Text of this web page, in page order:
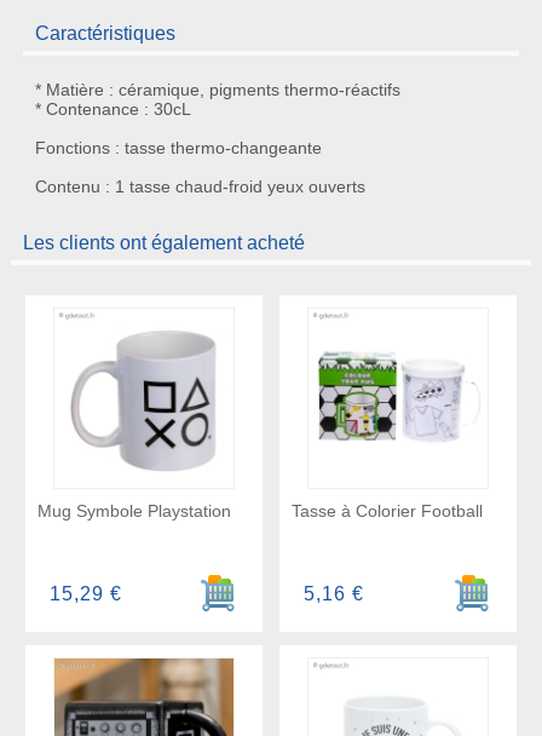
Caractéristiques
* Matière : céramique, pigments thermo-réactifs
* Contenance : 30cL
Fonctions : tasse thermo-changeante
Contenu : 1 tasse chaud-froid yeux ouverts
Les clients ont également acheté
Mug Symbole Playstation
Ajouter au panier
15,29 €
Tasse à Colorier Football
Ajouter
5,16 €